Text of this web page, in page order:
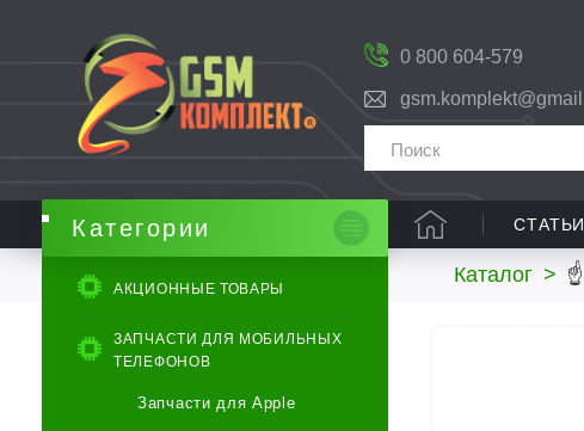
0 800 604-579
СТАТЬИ
Каталог >
Категории
АКЦИОННЫЕ ТОВАРЫ
ЗАПЧАСТИ ДЛЯ МОБИЛЬНЫХ
ТЕЛЕФОНОВ
Запчасти для Apple